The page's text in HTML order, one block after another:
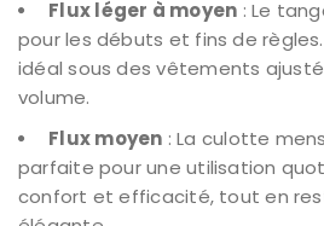
Flux léger à moyen : Le
pour les débuts et fins de
idéal sous des vêtements
volume.
Flux moyen : La culotte
parfaite pour une utilisation
confort et efficacité, tout en